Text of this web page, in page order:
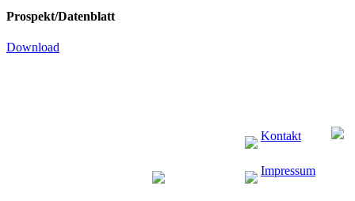
Prospekt/Datenblatt
Download
Kontakt
Impressum